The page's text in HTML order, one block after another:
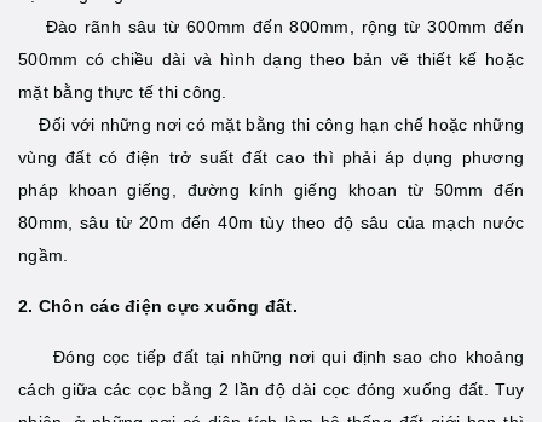
Đào rãnh sâu từ 600mm đến 800mm, rộng từ 300mm đến
500mm có chiều dài và hình dạng theo bản vẽ thiết kế hoặc
mặt bằng thực tế thi công.
Đối với những nơi có mặt bằng thi công hạn chế hoặc những
vùng đất có điện trở suất đất cao thì phải áp dụng phương
pháp khoan giếng, đường kính giếng khoan từ 50mm đến
80mm, sâu từ 20m đến 40m tùy theo độ sâu của mạch nước
ngầm.
2. Chôn các điện cực xuống đất.
Đóng cọc tiếp đất tại những nơi qui định sao cho khoảng
cách giữa các cọc bằng 2 lần độ dài cọc đóng xuống đất. Tuy